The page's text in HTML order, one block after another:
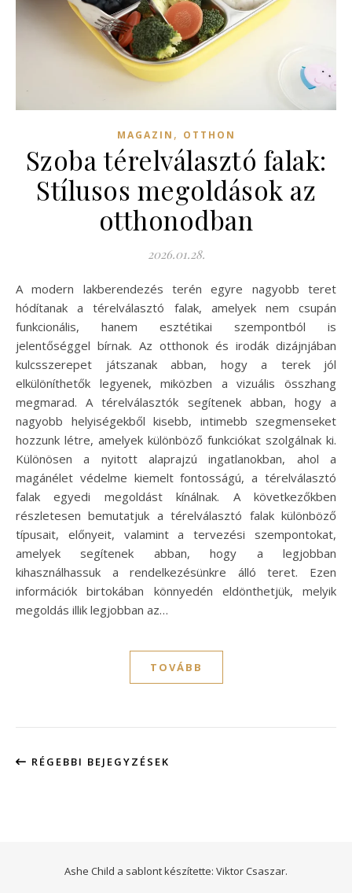
MAGAZIN , OTTHON
Szoba térelválasztó falak:
Stílusos megoldások az
otthonodban
2026.01.28.
A modern lakberendezés terén egyre nagyobb teret
hódítanak a térelválasztó falak, amelyek nem csupán
funkcionális, hanem esztétikai szempontból is
jelentőséggel bírnak. Az otthonok és irodák dizájnjában
kulcsszerepet játszanak abban, hogy a terek jól
elkülöníthetők legyenek, miközben a vizuális összhang
megmarad. A térelválasztók segítenek abban, hogy a
nagyobb helyiségekből kisebb, intimebb szegmenseket
hozzunk létre, amelyek különböző funkciókat szolgálnak ki.
Különösen a nyitott alaprajzú ingatlanokban, ahol a
magánélet védelme kiemelt fontosságú, a térelválasztó
falak egyedi megoldást kínálnak. A következőkben
részletesen bemutatjuk a térelválasztó falak különböző
típusait, előnyeit, valamint a tervezési szempontokat,
amelyek segítenek abban, hogy a legjobban
kihasználhassuk a rendelkezésünkre álló teret. Ezen
információk birtokában könnyedén eldönthetjük, melyik
megoldás illik legjobban az…
TOVÁBB
RÉGEBBI BEJEGYZÉSEK
Ashe Child a sablont készítette: Viktor Csaszar.